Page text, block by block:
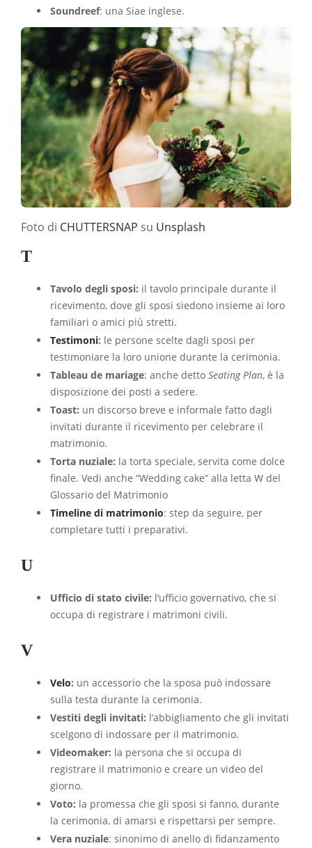
Soundreef: una Siae inglese.
Foto di CHUTTERSNAP su Unsplash
T
Tavolo degli sposi: il tavolo principale durante il
ricevimento, dove gli sposi siedono insieme ai loro
familiari o amici più stretti.
Testimoni: le persone scelte dagli sposi per
testimoniare la loro unione durante la cerimonia.
Tableau de mariage: anche detto Seating Plan, è la
disposizione dei posti a sedere.
Toast: un discorso breve e informale fatto dagli
invitati durante il ricevimento per celebrare il
matrimonio.
Torta nuziale: la torta speciale, servita come dolce
finale. Vedi anche “Wedding cake” alla letta W del
Glossario del Matrimonio
Timeline di matrimonio: step da seguire, per
completare tutti i preparativi.
U
Ufficio di stato civile: l’ufficio governativo, che si
occupa di registrare i matrimoni civili.
V
Velo: un accessorio che la sposa può indossare
sulla testa durante la cerimonia.
Vestiti degli invitati: l’abbigliamento che gli invitati
scelgono di indossare per il matrimonio.
Videomaker: la persona che si occupa di
registrare il matrimonio e creare un video del
giorno.
Voto: la promessa che gli sposi si fanno, durante
la cerimonia, di amarsi e rispettarsi per sempre.
Vera nuziale: sinonimo di anello di fidanzamento